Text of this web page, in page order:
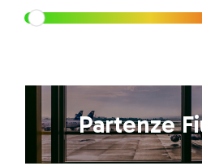
Partenze